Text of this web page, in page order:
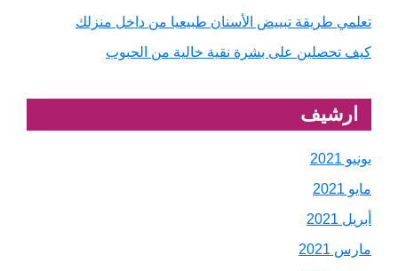
تعلمي طريقة تبييض الأسنان طبيعيا من داخل منزلك
كيف تحصلين على بشرة نقية خالية من الحبوب
ارشيف
يونيو 2021
مايو 2021
أبريل 2021
مارس 2021